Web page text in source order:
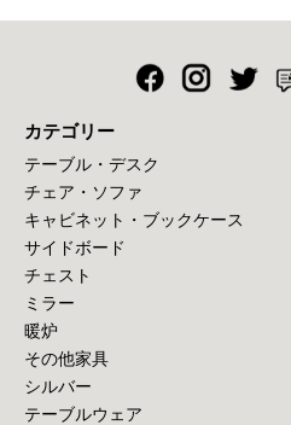
カテゴリー
テーブル・デスク
チェア・ソファ
キャビネット・ブックケース
サイドボード
チェスト
ミラー
暖炉
その他家具
シルバー
テーブルウェア